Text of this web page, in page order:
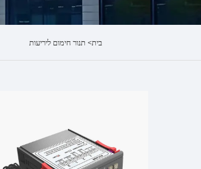
בית> תנור חימום ליריעות